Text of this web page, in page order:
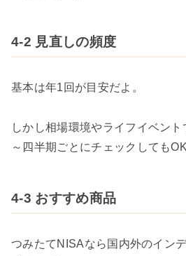
4-2 見直しの頻度
基本は年1回が目安だよ。
しかし相場環境やライフイベン
～四半期ごとにチェックしてもOK
4-3 おすすめ商品
つみたてNISAなら国内外のイン